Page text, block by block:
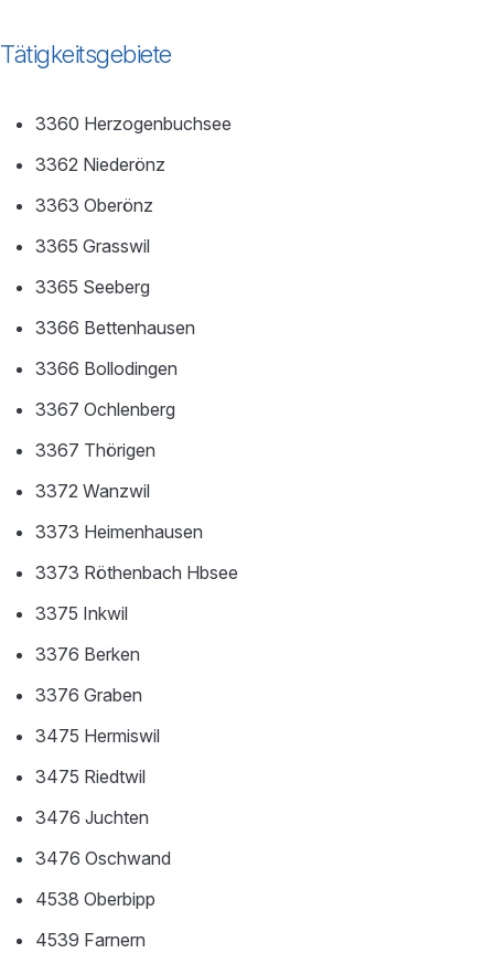
Tätigkeitsgebiete
3360 Herzogenbuchsee
3362 Niederönz
3363 Oberönz
3365 Grasswil
3365 Seeberg
3366 Bettenhausen
3366 Bollodingen
3367 Ochlenberg
3367 Thörigen
3372 Wanzwil
3373 Heimenhausen
3373 Röthenbach Hbsee
3375 Inkwil
3376 Berken
3376 Graben
3475 Hermiswil
3475 Riedtwil
3476 Juchten
3476 Oschwand
4538 Oberbipp
4539 Farnern